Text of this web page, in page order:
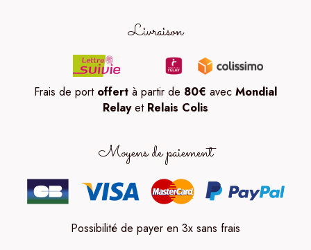
Livraison
Frais de port offert à partir de 80€ avec Mondial
Relayet Relais Colis
Moyens de paiement
Possibilité de payer en 3x sans frais